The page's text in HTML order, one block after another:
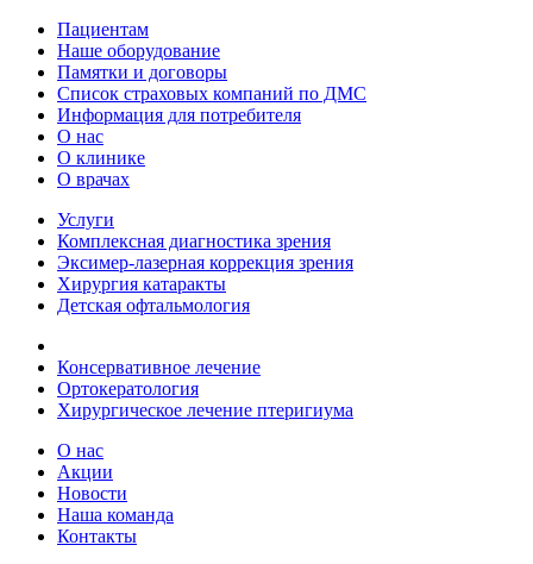
Пациентам
Наше оборудование
Памятки и договоры
Список страховых компаний по ДМС
Информация для потребителя
О нас
О клинике
О врачах
Услуги
Комплексная диагностика зрения
Эксимер-лазерная коррекция зрения
Хирургия катаракты
Детская офтальмология
Консервативное лечение
Ортокератология
Хирургическое лечение птеригиума
О нас
Акции
Новости
Наша команда
Контакты